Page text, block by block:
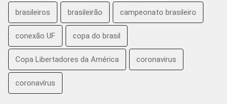
brasileiros brasileirão campeonato brasileiro
conexão UF copa do brasil
Copa Libertadores da América coronavirus
coronavírus